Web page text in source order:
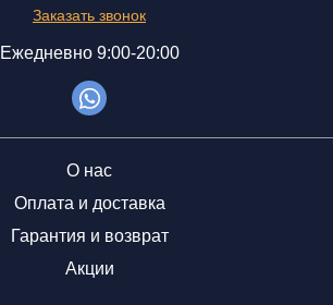
Заказать звонок
Ежедневно 9:00-20:00
О нас
Оплата и доставка
Гарантия и возврат
Акции